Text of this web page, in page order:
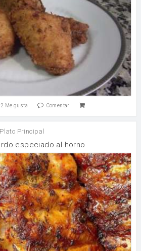
2 Me gusta Comentar
Plato Principal
especiado al horno